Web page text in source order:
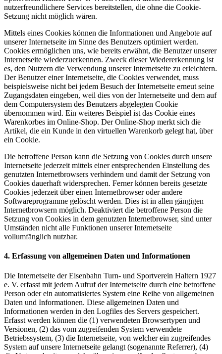
nutzerfreundlichere Services bereitstellen, die ohne die Cookie-
Setzung nicht möglich wären.
Mittels eines Cookies können die Informationen und Angebote auf
unserer Internetseite im Sinne des Benutzers optimiert werden.
Cookies ermöglichen uns, wie bereits erwähnt, die Benutzer unserer
Internetseite wiederzuerkennen. Zweck dieser Wiedererkennung ist
es, den Nutzern die Verwendung unserer Internetseite zu erleichtern.
Der Benutzer einer Internetseite, die Cookies verwendet, muss
beispielsweise nicht bei jedem Besuch der Internetseite erneut seine
Zugangsdaten eingeben, weil dies von der Internetseite und dem auf
dem Computersystem des Benutzers abgelegten Cookie
übernommen wird. Ein weiteres Beispiel ist das Cookie eines
Warenkorbes im Online-Shop. Der Online-Shop merkt sich die
Artikel, die ein Kunde in den virtuellen Warenkorb gelegt hat, über
ein Cookie.
Die betroffene Person kann die Setzung von Cookies durch unsere
Internetseite jederzeit mittels einer entsprechenden Einstellung des
genutzten Internetbrowsers verhindern und damit der Setzung von
Cookies dauerhaft widersprechen. Ferner können bereits gesetzte
Cookies jederzeit über einen Internetbrowser oder andere
Softwareprogramme gelöscht werden. Dies ist in allen gängigen
Internetbrowsern möglich. Deaktiviert die betroffene Person die
Setzung von Cookies in dem genutzten Internetbrowser, sind unter
Umständen nicht alle Funktionen unserer Internetseite
vollumfänglich nutzbar.
4. Erfassung von allgemeinen Daten und Informationen
Die Internetseite der Eisenbahn Turn- und Sportverein Haltern 1927
e. V. erfasst mit jedem Aufruf der Internetseite durch eine betroffene
Person oder ein automatisiertes System eine Reihe von allgemeinen
Daten und Informationen. Diese allgemeinen Daten und
Informationen werden in den Logfiles des Servers gespeichert.
Erfasst werden können die (1) verwendeten Browsertypen und
Versionen, (2) das vom zugreifenden System verwendete
Betriebssystem, (3) die Internetseite, von welcher ein zugreifendes
System auf unsere Internetseite gelangt (sogenannte Referrer), (4)